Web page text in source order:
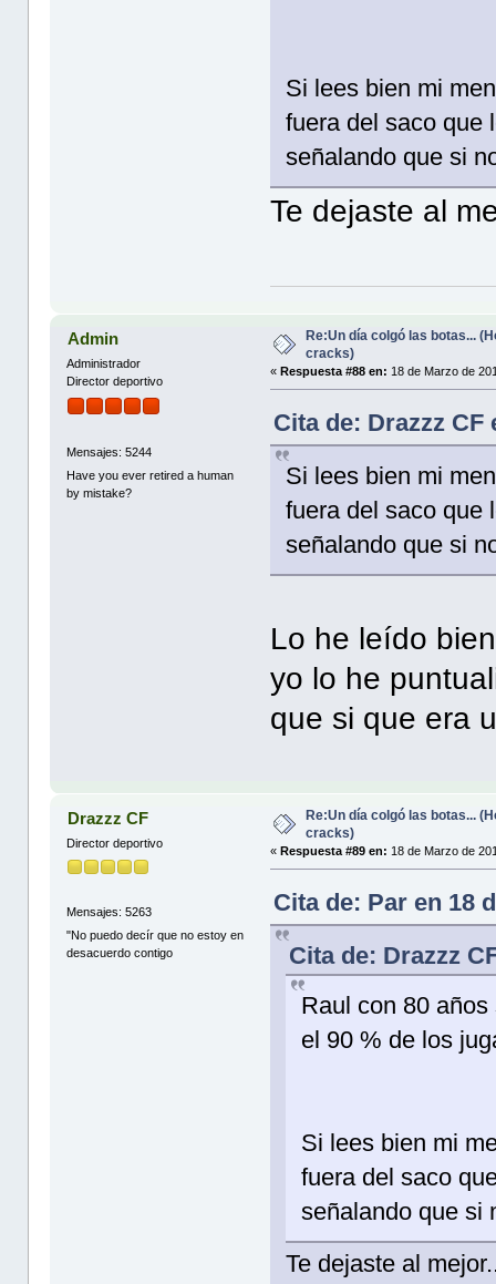
Si lees bien mi
fuera del saco que
señalando que si
Te dejaste al
Admin
Administrador
Director deportivo
Mensajes: 5244
Have you ever retired a human
by mistake?
Re:Un día colgó las botas...
cracks)
« Respuesta #88 en: 18 de Marzo de
Cita de: Drazzz CF
Si lees bien mi
fuera del saco que
señalando que si
Lo he leído
yo lo he
que si que era
Drazzz CF
Director deportivo
Mensajes: 5263
"No puedo decír que no estoy en
desacuerdo contigo
Re:Un día colgó las botas...
cracks)
« Respuesta #89 en: 18 de Marzo de
Cita de: Par en 18
Cita de: Drazzz
Raul con 80
el 90 % de los
Si lees bien mi
fuera del saco
señalando que si
Te dejaste al